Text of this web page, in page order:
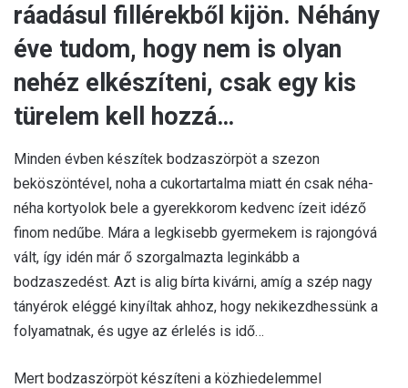
ráadásul fillérekből kijön. Néhány
éve tudom, hogy nem is olyan
nehéz elkészíteni, csak egy kis
türelem kell hozzá…
Minden évben készítek bodzaszörpöt a szezon
beköszöntével, noha a cukortartalma miatt én csak néha-
néha kortyolok bele a gyerekkorom kedvenc ízeit idéző
finom nedűbe. Mára a legkisebb gyermekem is rajongóvá
vált, így idén már ő szorgalmazta leginkább a
bodzaszedést. Azt is alig bírta kivárni, amíg a szép nagy
tányérok eléggé kinyíltak ahhoz, hogy nekikezdhessünk a
folyamatnak, és ugye az érlelés is idő…
Mert bodzaszörpöt készíteni a közhiedelemmel